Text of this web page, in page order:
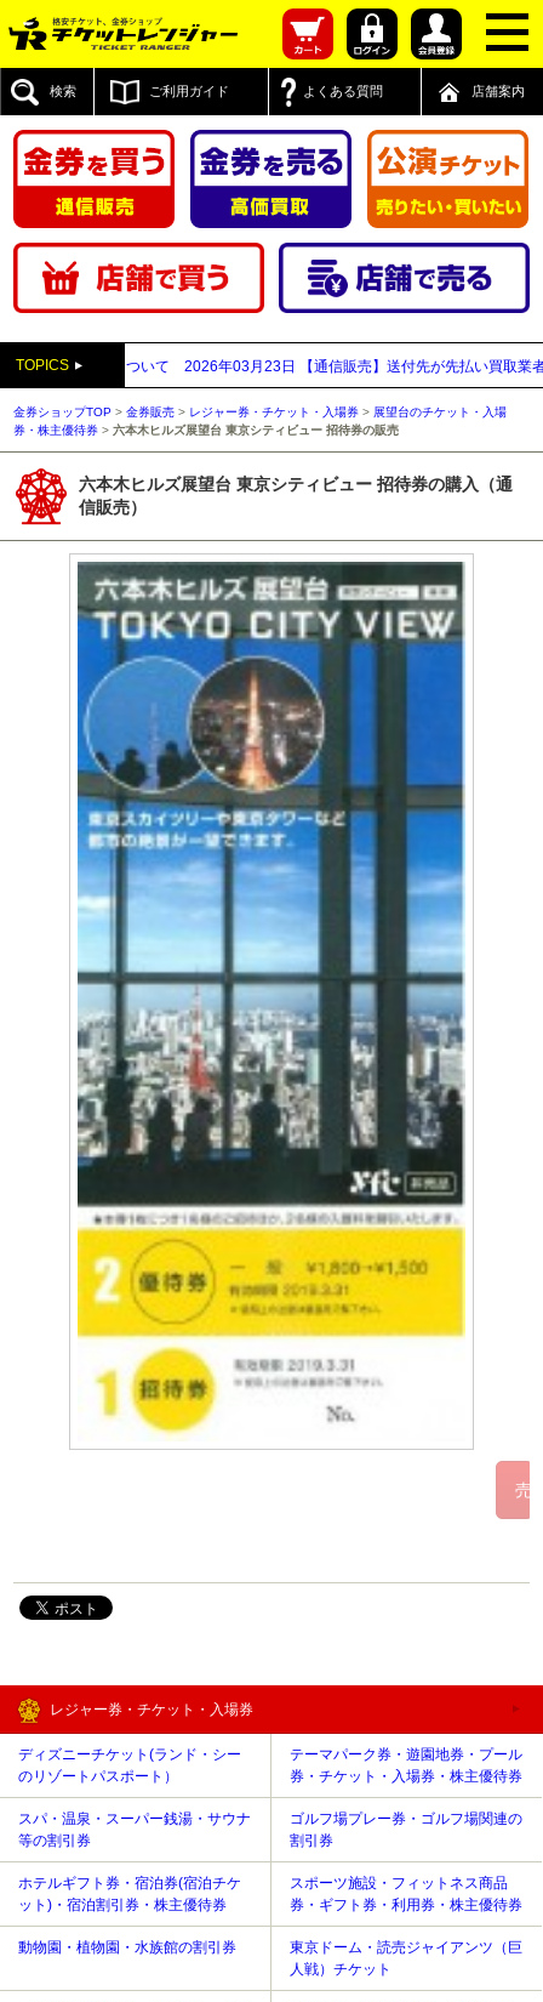
検索 ご利用ガイド よくある質問 店舗案内
TOPICS
西口店について 2026年03月23日 【通信販売】送付先が先払い買取業者と思
金券ショップTOP >金券販売 > レジャー券・チケット・入場券 > 展望台のチケット・入場
券・株主優待券 >六本木ヒルズ展望台 東京シティビュー 招待券の販売
六本木ヒルズ展望台 東京シティビュー 招待券の購入（通
信販売）
レジャー券・チケット・入場券
ディズニーチケット(ランド・シー
のリゾートパスポート）
テーマパーク券・遊園地券・プール
券・チケット・入場券・株主優待券
スパ・温泉・スーパー銭湯・サウナ
等の割引券
ゴルフ場プレー券・ゴルフ場関連の
割引券
ホテルギフト券・宿泊券(宿泊チケ
ット)・宿泊割引券・株主優待券
スポーツ施設・フィットネス商品
券・ギフト券・利用券・株主優待券
動物園・植物園・水族館の割引券
東京ドーム・読売ジャイアンツ（巨
人戦）チケット